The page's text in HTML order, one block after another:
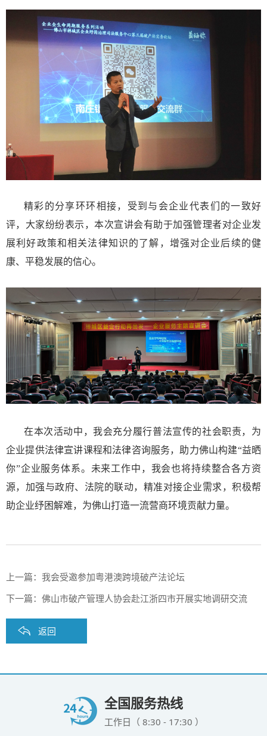
精彩的分享环环相接，受到与会企业代表们的一致好
评，大家纷纷表示，本次宣讲会有助于加强管理者对企业发
展利好政策和相关法律知识的了解，增强对企业后续的健
康、平稳发展的信心。
在本次活动中，我会充分履行普法宣传的社会职责，为
企业提供法律宣讲课程和法律咨询服务，助力佛山构建“益晒
你”企业服务体系。未来工作中，我会也将持续整合各方资
源，加强与政府、法院的联动，精准对接企业需求，积极帮
助企业纾困解难，为佛山打造一流营商环境贡献力量。
上一篇： 我会受邀参加粤港澳跨境破产法论坛
下一篇： 佛山市破产管理人协会赴江浙四市开展实地调研交流
返回
全国服务热线
工作日（ 8:30 - 17:30 ）